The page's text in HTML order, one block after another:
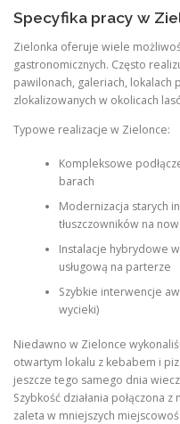
Specyfika pracy w
Zielonka oferuje wiele
gastronomicznych. Często
pawilonach, galeriach, lokalach
zlokalizowanych w okolicach
Typowe realizacje w Zielonce:
Kompleksowe
barach
Modernizacja starych
tłuszczowników na
Instalacje hybrydowe
usługową na parterze
Szybkie interwencje
wycieki)
Niedawno w Zielonce
otwartym lokalu z kebabem i
jeszcze tego samego dnia
Szybkość działania połączona
zaleta w mniejszych